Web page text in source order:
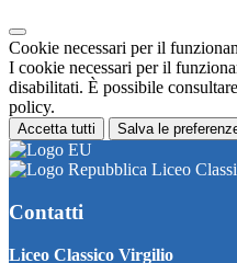
Cookie necessari per il
I cookie necessari per il
disabilitati. È possibile
policy.
Accetta tutti Salva le
Liceo
Contatti
Liceo Classico Virgilio